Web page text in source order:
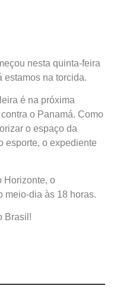
nesta quinta-feira
estamos na torcida.
é na próxima
o Panamá. Como
o espaço da
esporte, o expediente
Horizonte, o
meio-dia às 18 horas.
Brasil!